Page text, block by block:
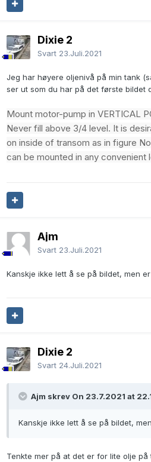
Dixie 2
Svart 23.Juli.2021
Jeg har høyere oljenivå på min tank
ser ut som du har på det første bildet
Mount motor-pump in VERTICAL
Never fill above 3/4 level. It is
on inside of transom as in figure
can be mounted in any convenient
Ajm
Svart 23.Juli.2021
Kanskje ikke lett å se på bildet, men
Dixie 2
Svart 24.Juli.2021
Ajm skrev On 23.7.2021 at
Kanskje ikke lett å se på bildet,
Tenkte mer på at det er for lite olje på